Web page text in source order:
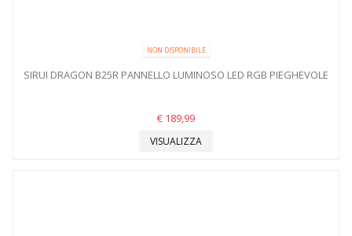
NON DISPONIBILE
SIRUI DRAGON B25R PANNELLO LUMINOSO LED RGB PIEGHEVOLE
€ 189,99
VISUALIZZA